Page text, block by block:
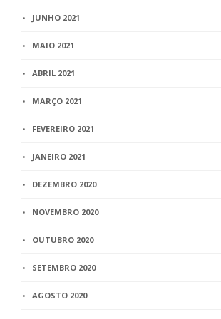
JUNHO 2021
MAIO 2021
ABRIL 2021
MARÇO 2021
FEVEREIRO 2021
JANEIRO 2021
DEZEMBRO 2020
NOVEMBRO 2020
OUTUBRO 2020
SETEMBRO 2020
AGOSTO 2020